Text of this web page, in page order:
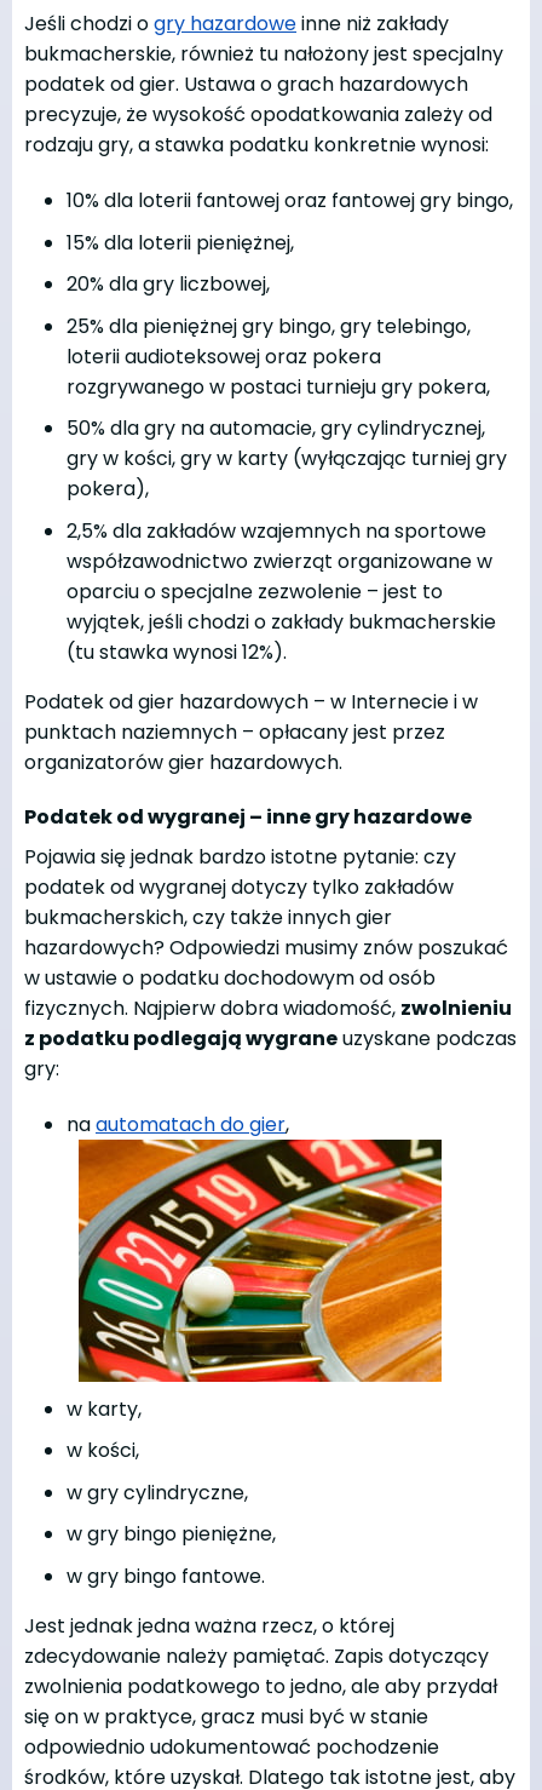
Jeśli chodzi ogry hazardoweinne niż zakłady
bukmacherskie, również tu nałożony jest specjalny
podatek od gier. Ustawa o grach hazardowych
precyzuje, że wysokość opodatkowania zależy od
rodzaju gry, a stawka podatku konkretnie wynosi:
10% dla loterii fantowej oraz fantowej gry bingo,
15% dla loterii pieniężnej,
20% dla gry liczbowej,
25% dla pieniężnej gry bingo, gry telebingo,
loterii audioteksowej oraz pokera
rozgrywanego w postaci turnieju gry pokera,
50% dla gry na automacie, gry cylindrycznej,
gry w kości, gry w karty (wyłączając turniej gry
pokera),
2,5% dla zakładów wzajemnych na sportowe
współzawodnictwo zwierząt organizowane w
oparciu o specjalne zezwolenie – jest to
wyjątek, jeśli chodzi o zakłady bukmacherskie
(tu stawka wynosi 12%).
Podatek od gier hazardowych – w Internecie i w
punktach naziemnych – opłacany jest przez
organizatorów gier hazardowych.
Podatek od wygranej – inne gry hazardowe
Pojawia się jednak bardzo istotne pytanie: czy
podatek od wygranej dotyczy tylko zakładów
bukmacherskich, czy także innych gier
hazardowych? Odpowiedzi musimy znów poszukać
w ustawie o podatku dochodowym od osób
fizycznych. Najpierw dobra wiadomość, zwolnieniu
z podatku podlegają wygraneuzyskane podczas
gry:
naautomatach do gier,
w karty,
w kości,
w gry cylindryczne,
w gry bingo pieniężne,
w gry bingo fantowe.
Jest jednak jedna ważna rzecz, o której
zdecydowanie należy pamiętać. Zapis dotyczący
zwolnienia podatkowego to jedno, ale aby przydał
się on w praktyce, gracz musi być w stanie
odpowiednio udokumentować pochodzenie
środków, które uzyskał. Dlatego tak istotne jest, aby